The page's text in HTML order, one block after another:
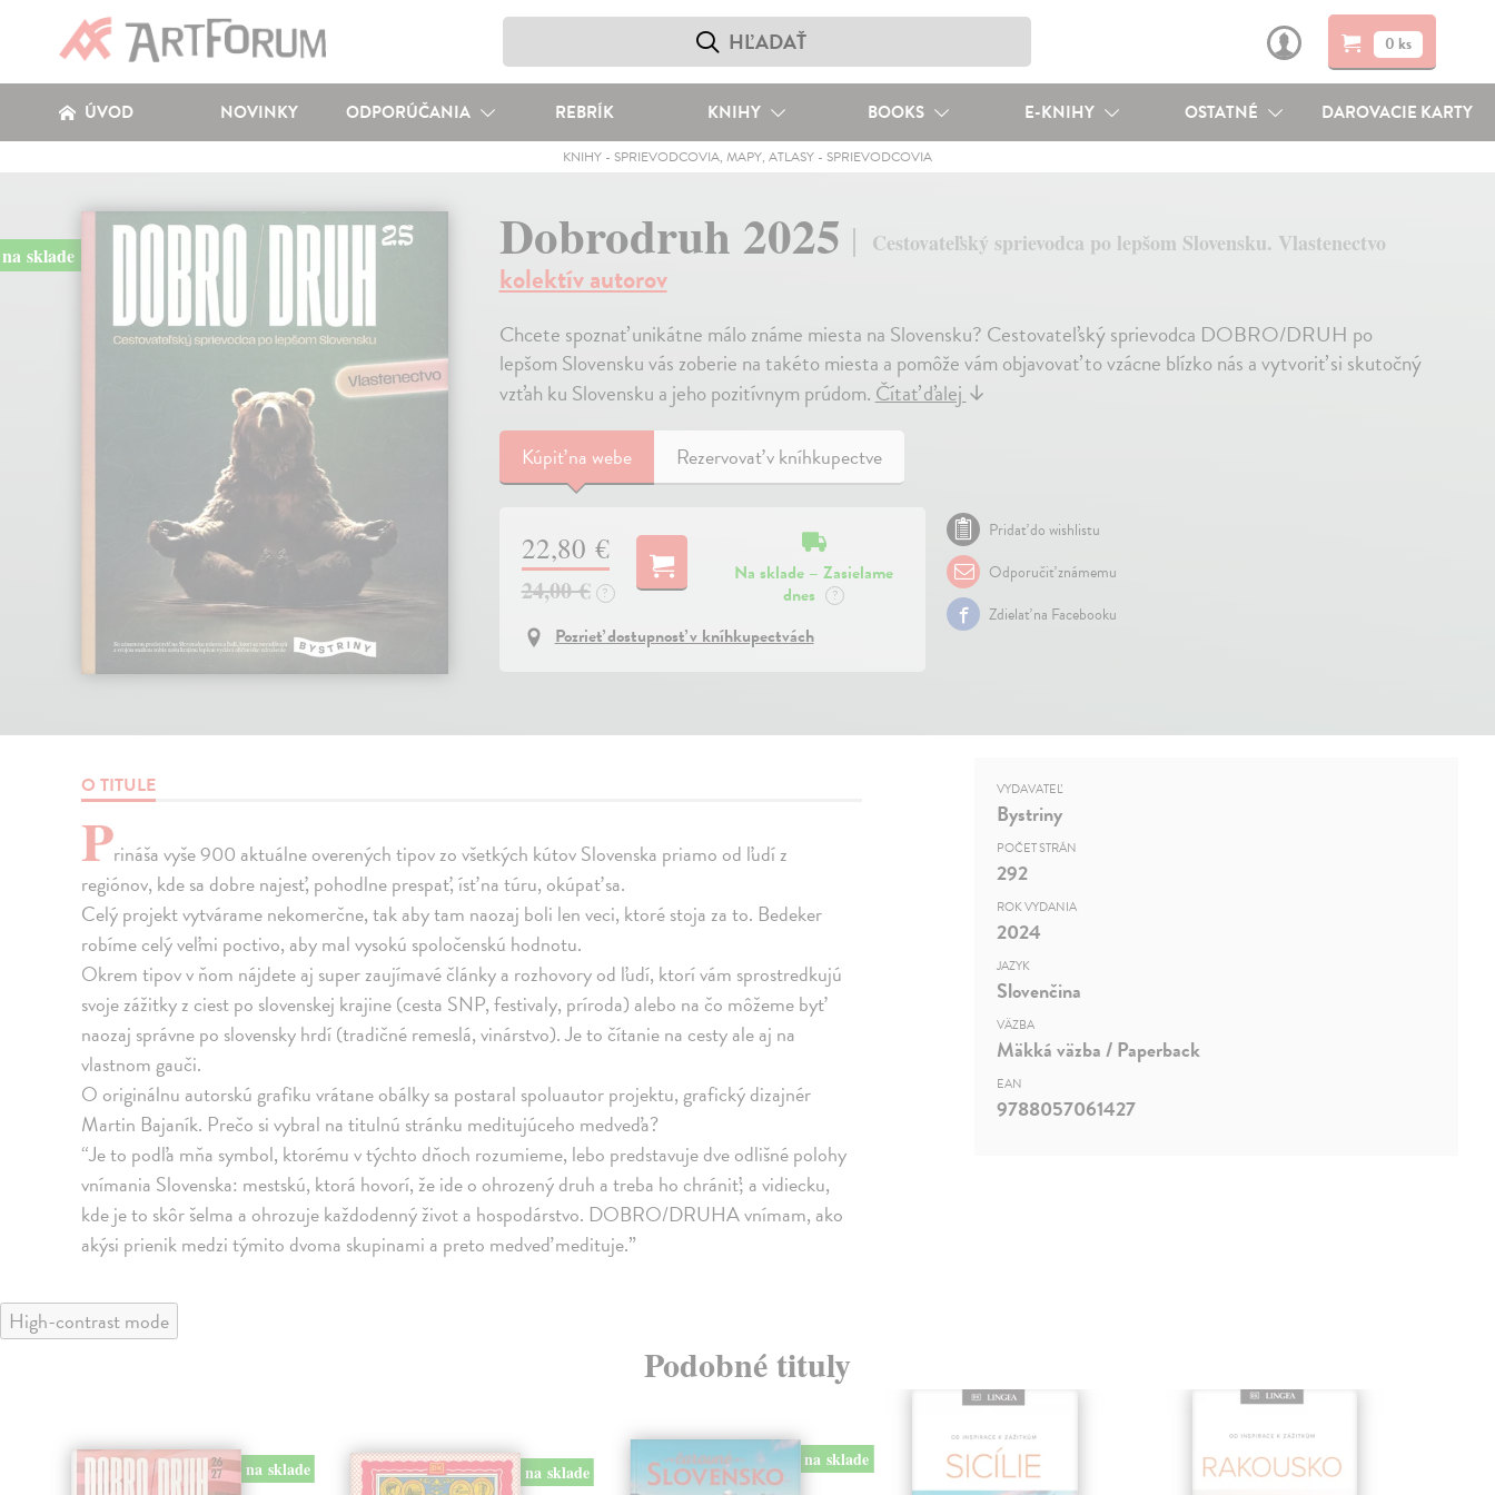
0 ks
ÚVOD NOVINKY ODPORÚČANIA REBRÍK KNIHY BOOKS E-KNIHY OSTATNÉ DAROVACIE KARTY
KNIHY- SPRIEVODCOVIA, MAPY, ATLASY- SPRIEVODCOVIA
na sklade Dobrodruh 2025 Cestovateľský sprievodca po lepšom Slovensku. Vlastenectvo
kolektív autorov
Chcete spoznať unikátne málo známe miesta na Slovensku? Cestovateľský sprievodca DOBRO/DRUH po
lepšom Slovensku vás zoberie na takéto miesta a pomôže vám objavovať to vzácne blízko nás a vytvoriť si skutočný
vzťah ku Slovensku a jeho pozitívnym prúdom.Čítať ďalej↓
Kúpiťna webe Rezervovať v kníhkupectve
22,80 €
24,00 € ?
Na sklade – Zasielame
dnes
?
Pozrieť dostupnosť v kníhkupectvách
Pridať do wishlistu
Odporučiť známemu
Zdielať na Facebooku
O TITULE
Prináša vyše 900 aktuálne overených tipov zo všetkých kútov Slovenska priamo od ľudí z
regiónov, kde sa dobre najesť, pohodlne prespať, ísť na túru, okúpať sa.
Celý projekt vytvárame nekomerčne, tak aby tam naozaj boli len veci, ktoré stoja za to. Bedeker
robíme celý veľmi poctivo, aby mal vysokú spoločenskú hodnotu.
Okrem tipov v ňom nájdete aj super zaujímavé články a rozhovory od ľudí, ktorí vám sprostredkujú
svoje zážitky z ciest po slovenskej krajine (cesta SNP, festivaly, príroda) alebo na čo môžeme byť
naozaj správne po slovensky hrdí (tradičné remeslá, vinárstvo). Je to čítanie na cesty ale aj na
vlastnom gauči.
O originálnu autorskú grafiku vrátane obálky sa postaral spoluautor projektu, grafický dizajnér
Martin Bajaník. Prečo si vybral na titulnú stránku meditujúceho medveďa?
“Je to podľa mňa symbol, ktorému v týchto dňoch rozumieme, lebo predstavuje dve odlišné polohy
vnímania Slovenska: mestskú, ktorá hovorí, že ide o ohrozený druh a treba ho chrániť; a vidiecku,
kde je to skôr šelma a ohrozuje každodenný život a hospodárstvo. DOBRO/DRUHA vnímam, ako
akýsi prienik medzi týmito dvoma skupinami a preto medveď medituje.”
VYDAVATEĽ
Bystriny
POČET STRÁN
292
ROK VYDANIA
2024
JAZYK
Slovenčina
VÄZBA
Mäkká väzba / Paperback
EAN
9788057061427
High-contrast mode
Podobné tituly
na sklade na sklade
na sklade